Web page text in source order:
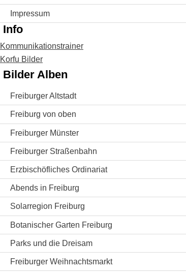
Impressum
Info
Kommunikationstrainer
Korfu Bilder
Bilder Alben
Freiburger Altstadt
Freiburg von oben
Freiburger Münster
Freiburger Straßenbahn
Erzbischöfliches Ordinariat
Abends in Freiburg
Solarregion Freiburg
Botanischer Garten Freiburg
Parks und die Dreisam
Freiburger Weihnachtsmarkt